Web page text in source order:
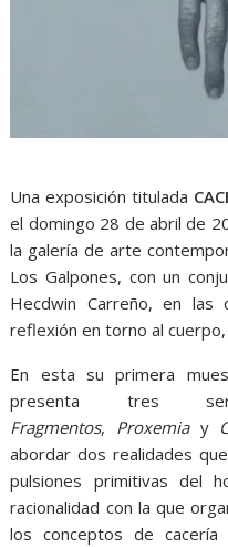
Una exposición titulada
el domingo 28 de abril de
la galería de arte
Los Galpones, con un
Hecdwin Carreño, en las
reflexión en torno al
En esta su primera
presenta tres
Fragmentos, Proxemiay
abordar dos realidades
pulsiones primitivas del
racionalidad con la que
los conceptos de